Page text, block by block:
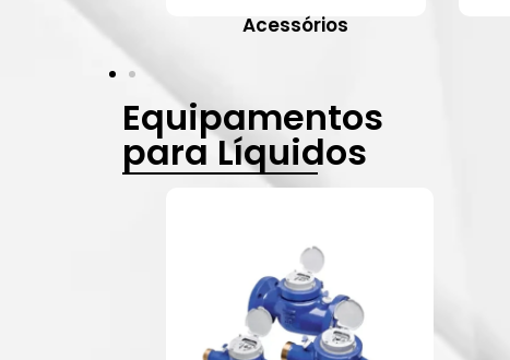
Acessórios
Equipamentos
para Líquidos